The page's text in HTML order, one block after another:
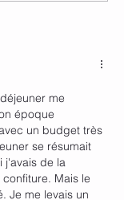
me
époque
un budget très
se résumait
j'avais de la
Mais le
Je me levais un